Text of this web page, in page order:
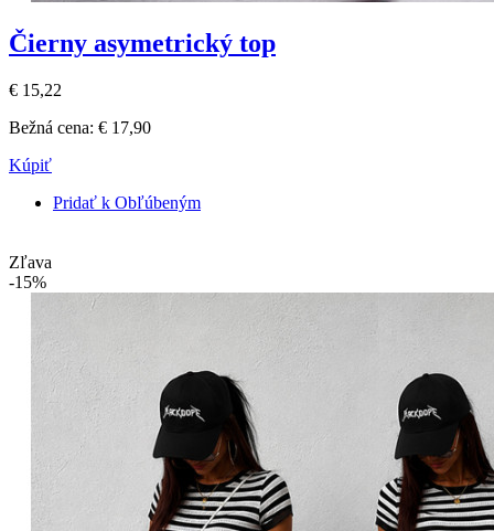
Čierny asymetrický top
€ 15,22
Bežná cena: € 17,90
Kúpiť
Pridať k Obľúbeným
Zľava
-15%